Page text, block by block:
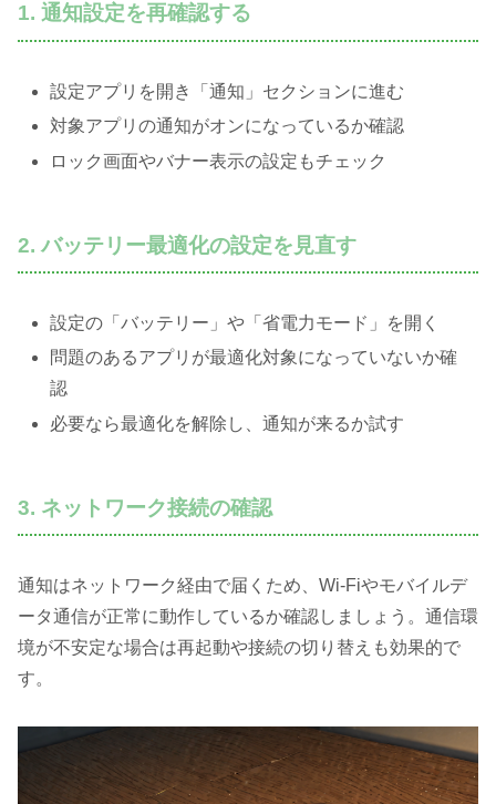
1. 通知設定を再確認する
設定アプリを開き「通知」セクションに進む
対象アプリの通知がオンになっているか確認
ロック画面やバナー表示の設定もチェック
2. バッテリー最適化の設定を見直す
設定の「バッテリー」や「省電力モード」を開く
問題のあるアプリが最適化対象になっていないか確
認
必要なら最適化を解除し、通知が来るか試す
3. ネットワーク接続の確認
通知はネットワーク経由で届くため、Wi-Fiやモバイルデ
ータ通信が正常に動作しているか確認しましょう。通信環
境が不安定な場合は再起動や接続の切り替えも効果的で
す。